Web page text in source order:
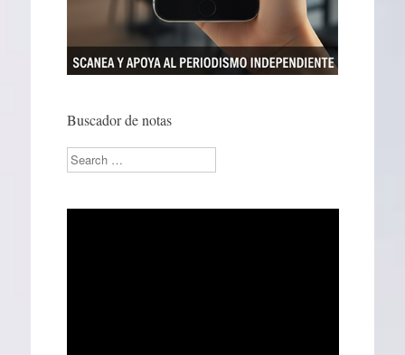
Buscador de notas
Search